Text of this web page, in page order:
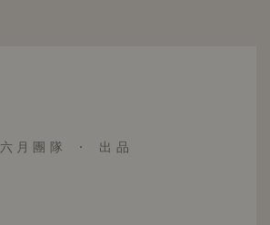
六月團隊 · 出品